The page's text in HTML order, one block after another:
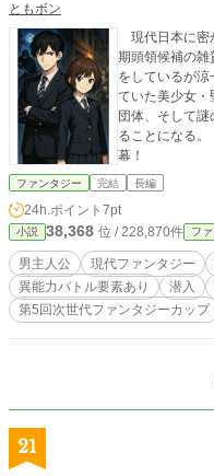
ともボン
現代日本に密
期頭領候補の雑賀涼一。 普段は高校生
をしているが
ていた美少女・
団体、そして
ることになる。 現代忍者たちの超人バトル、ここに大開
幕！
ファンタジー 完結 長編
24h.ポイント 7pt
小説 38,368 位 / 228,870件 フ
男主人公 現代ファンタジー
異能力バトル要素あり
潜入
第5回次世代ファンタジーカップ
21